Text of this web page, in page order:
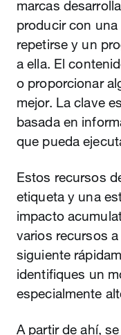
marcas
producir con
repetirse y un
a ella. El
o proporcionar
mejor. La clave
basada en
que pueda
Estos recursos
etiqueta y una
impacto
varios recursos
siguiente
identifiques un
especialmente
A partir de ahí,